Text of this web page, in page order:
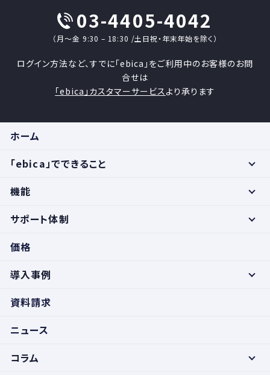
03-4405-4042
（月〜金 9:30 – 18:30 /土日祝・年末年始を除く）
ログイン方法など、すでに「ebica」をご利用中のお客様のお問
合せは
「ebica」カスタマーサービス より承ります
ホーム
「ebica」でできること
機能
サポート体制
価格
導入事例
資料請求
ニュース
コラム